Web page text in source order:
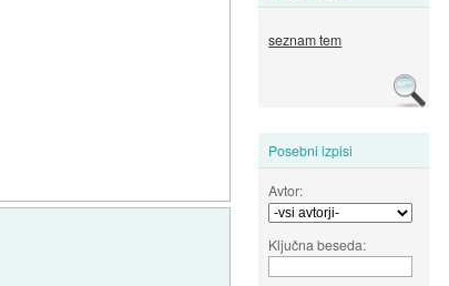
seznam tem
Posebni izpisi
Avtor:
Ključna beseda: